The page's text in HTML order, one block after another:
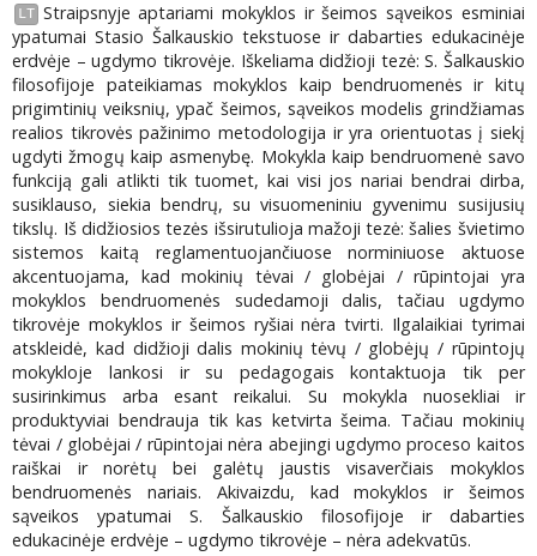
LT Straipsnyje aptariami mokyklos ir šeimos sąveikos esminiai
ypatumai Stasio Šalkauskio tekstuose ir dabarties edukacinėje
erdvėje – ugdymo tikrovėje. Iškeliama didžioji tezė: S. Šalkauskio
filosofijoje pateikiamas mokyklos kaip bendruomenės ir kitų
prigimtinių veiksnių, ypač šeimos, sąveikos modelis grindžiamas
realios tikrovės pažinimo metodologija ir yra orientuotas į siekį
ugdyti žmogų kaip asmenybę. Mokykla kaip bendruomenė savo
funkciją gali atlikti tik tuomet, kai visi jos nariai bendrai dirba,
susiklauso, siekia bendrų, su visuomeniniu gyvenimu susijusių
tikslų. Iš didžiosios tezės išsirutulioja mažoji tezė: šalies švietimo
sistemos kaitą reglamentuojančiuose norminiuose aktuose
akcentuojama, kad mokinių tėvai / globėjai / rūpintojai yra
mokyklos bendruomenės sudedamoji dalis, tačiau ugdymo
tikrovėje mokyklos ir šeimos ryšiai nėra tvirti. Ilgalaikiai tyrimai
atskleidė, kad didžioji dalis mokinių tėvų / globėjų / rūpintojų
mokykloje lankosi ir su pedagogais kontaktuoja tik per
susirinkimus arba esant reikalui. Su mokykla nuosekliai ir
produktyviai bendrauja tik kas ketvirta šeima. Tačiau mokinių
tėvai / globėjai / rūpintojai nėra abejingi ugdymo proceso kaitos
raiškai ir norėtų bei galėtų jaustis visaverčiais mokyklos
bendruomenės nariais. Akivaizdu, kad mokyklos ir šeimos
sąveikos ypatumai S. Šalkauskio filosofijoje ir dabarties
edukacinėje erdvėje – ugdymo tikrovėje – nėra adekvatūs.